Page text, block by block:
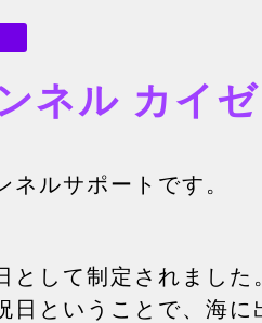
ネル カイ
ルサポートです。
として制定されまし
日ということで、海